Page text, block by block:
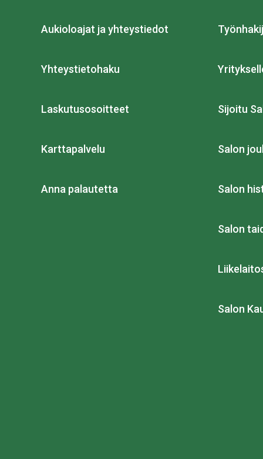
Aukioloajat ja yhteystiedot
Yhteystietohaku
Laskutusosoitteet
Karttapalvelu
Anna palautetta
Sijoitu
Salon
Salon
Salon
Salon